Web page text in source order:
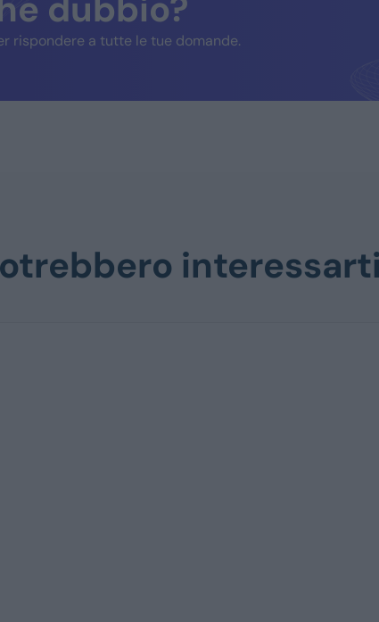
rispondere a tutte le tue domande.